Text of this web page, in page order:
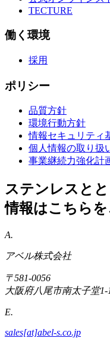
TECTURE
働く環境
採用
ポリシー
品質方針
環境行動方針
情報セキュリティ
個人情報の取り扱
事業継続力強化計
ステンレスと
情報はこちら
A.
アベル株式会社
〒581-0056
大阪府八尾市南太子堂1-
E.
sales[at]abel-s.co.jp